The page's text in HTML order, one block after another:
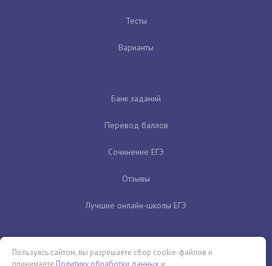
Тесты
Варианты
Банк заданий
Перевод баллов
Сочинение ЕГЭ
Отзывы
Лучшие онлайн-школы ЕГЭ
Пользуясь сайтом, вы разрешаете сбор cookie-файлов и
принимаете Политику обработки данных и